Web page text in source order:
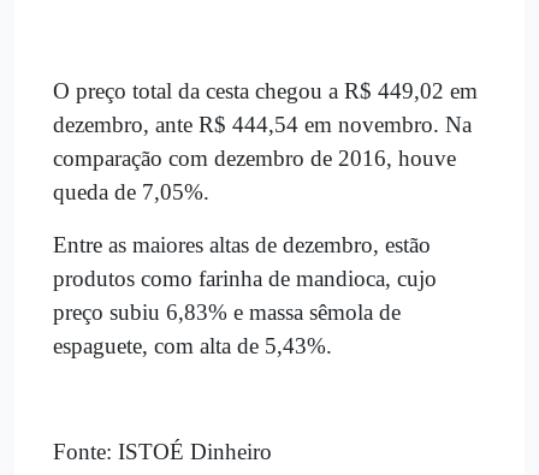
O preço total da cesta chegou a R$ 449,02 em
dezembro, ante R$ 444,54 em novembro. Na
comparação com dezembro de 2016, houve
queda de 7,05%.
Entre as maiores altas de dezembro, estão
produtos como farinha de mandioca, cujo
preço subiu 6,83% e massa sêmola de
espaguete, com alta de 5,43%.
Fonte: ISTOÉ Dinheiro